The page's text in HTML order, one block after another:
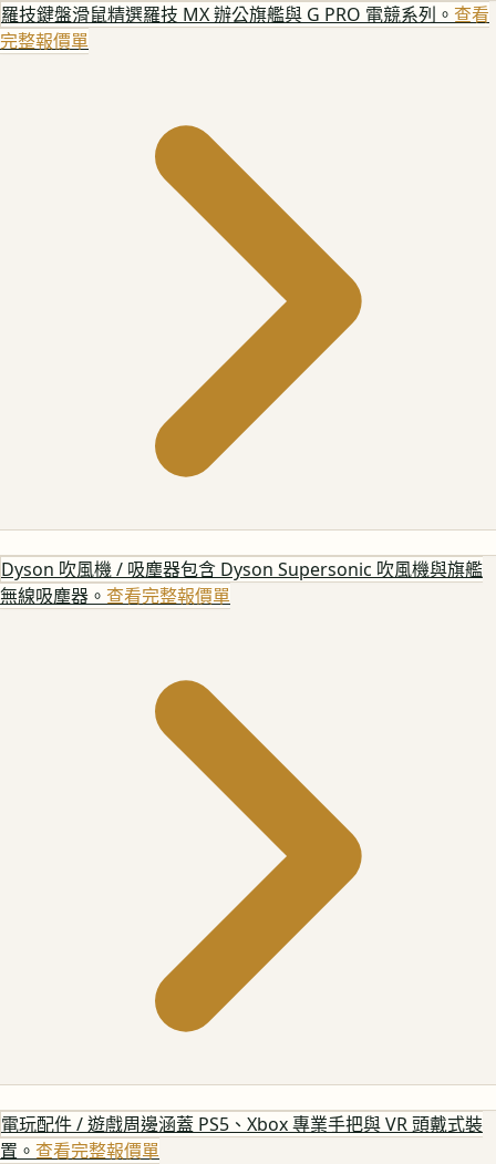
羅技鍵盤滑鼠精選羅技 MX 辦公旗艦與 G PRO 電競系列。 查看
完整報價單
Dyson 吹風機 / 吸塵器包含 Dyson Supersonic 吹風機與旗艦
無線吸塵器。 查看完整報價單
電玩配件 / 遊戲周邊涵蓋 PS5、Xbox 專業手把與 VR 頭戴式裝
置。 查看完整報價單